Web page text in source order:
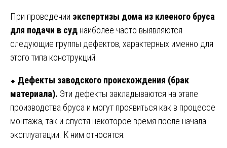
При проведении экспертизы дома из клееного бруса
для подачи в суд наиболее часто выявляются
следующие группы дефектов, характерных именно для
этого типа конструкций.
⬥ Дефекты заводского происхождения (брак
материала). Эти дефекты закладываются на этапе
производства бруса и могут проявиться как в процессе
монтажа, так и спустя некоторое время после начала
эксплуатации. К ним относятся: